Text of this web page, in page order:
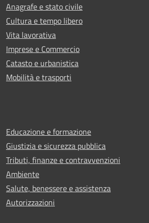
Anagrafe e stato civile
Cultura e tempo libero
Vita lavorativa
Imprese e Commercio
Catasto e urbanistica
Mobilità e trasporti
Educazione e formazione
Giustizia e sicurezza pubblica
Tributi, finanze e contravvenzioni
Ambiente
Salute, benessere e assistenza
Autorizzazioni